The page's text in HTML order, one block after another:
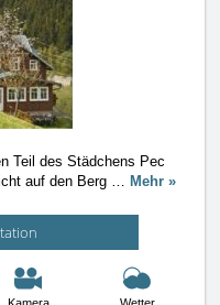
Teil des Städchens Pec
auf den Berg … Mehr »